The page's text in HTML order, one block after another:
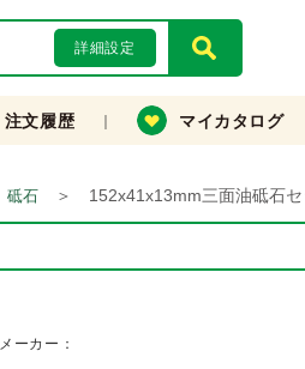
詳細設定
合計： 0円
注文履歴 マイカタログ
砥石 ＞ 152x41x13mm三面油砥石
メーカー：